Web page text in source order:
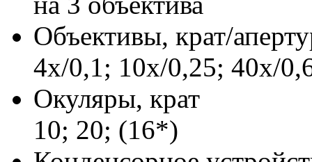
Объективы, крат/
4x/0,1; 10x/0,25; 40x/
Окуляры, крат
10; 20; (16*)